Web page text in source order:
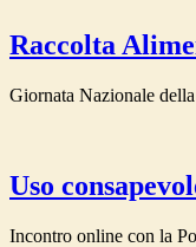
Raccolta
Giornata Nazionale
Uso
Incontro online con la